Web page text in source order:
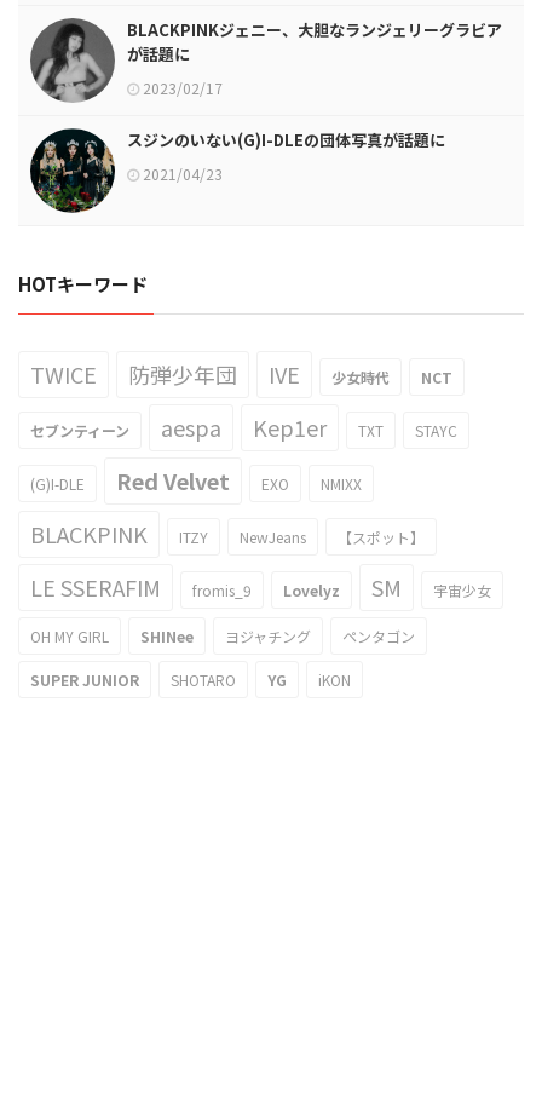
BLACKPINKジェニー、大胆なランジェリーグラビア
が話題に
2023/02/17
スジンのいない(G)I-DLEの団体写真が話題に
2021/04/23
HOTキーワード
TWICE 防弾少年団 IVE 少女時代 NCT
セブンティーン aespa Kep1er TXT STAYC
(G)I-DLE Red Velvet EXO NMIXX
BLACKPINK ITZY NewJeans 【スポット】
LE SSERAFIM fromis_9 Lovelyz SM 宇宙少女
OH MY GIRL SHINee ヨジャチング ペンタゴン
SUPER JUNIOR SHOTARO YG iKON